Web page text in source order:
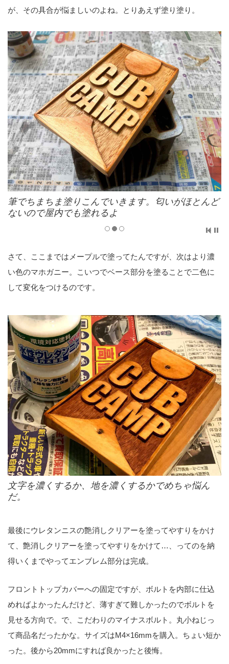
が、その具合が悩ましいのよね。とりあえず塗り塗り。
月と富士山はほんのりグラデーションになるように
塗り重ね。あとは適当
さて、ここまではメープルで塗ってたんですが、次はより濃
い色のマホガニー。こいつでベース部分を塗ることで二色に
して変化をつけるのです。
文字を濃くするか、地を濃くするかでめちゃ悩ん
だ。
最後にウレタンニスの艶消しクリアーを塗ってやすりをかけ
て、艶消しクリアーを塗ってやすりをかけて…、ってのを納
得いくまでやってエンブレム部分は完成。
フロントトップカバーへの固定ですが、ボルトを内部に仕込
めればよかったんだけど、薄すぎて難しかったのでボルトを
見せる方向で。で、こだわりのマイナスボルト。丸小ねじっ
て商品名だったかな。サイズはM4×16mmを購入。ちょい短か
った。後から20mmにすれば良かったと後悔。